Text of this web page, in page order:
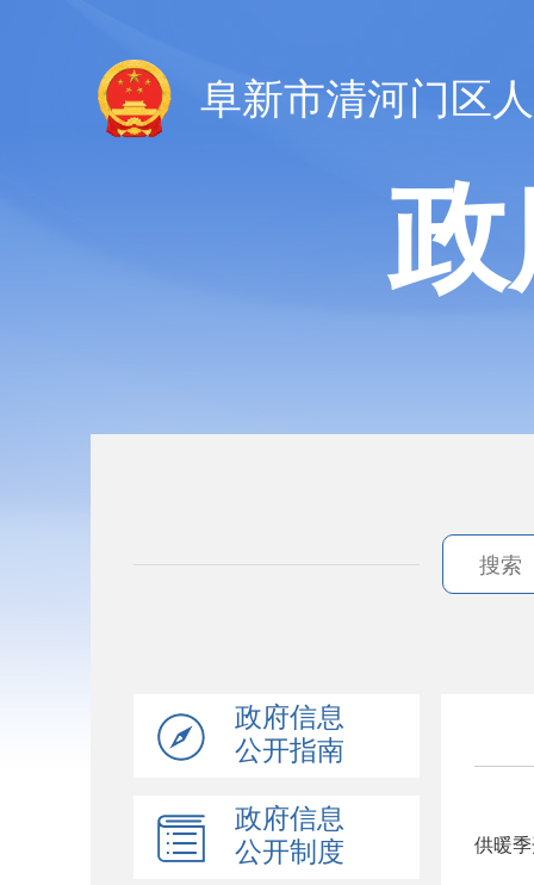
阜新市清河门区
政府信息
公开指南
政府信息
公开制度
供暖